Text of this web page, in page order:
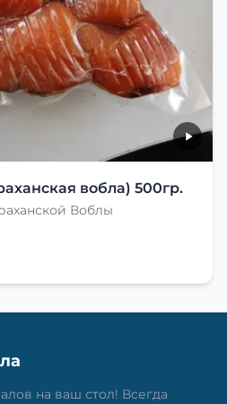
вобла) 500гр.
Воблы
на ваш стол! Всегда